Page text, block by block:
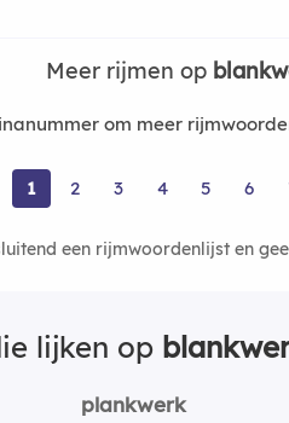
Meer rijmen op
om meer
1 2 3 4 5 6
een rijmwoordenlijst en
lijken op
plankwerk